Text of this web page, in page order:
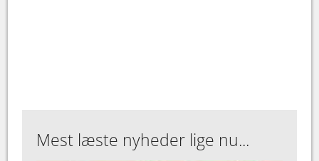
Mest læste nyheder lige nu...